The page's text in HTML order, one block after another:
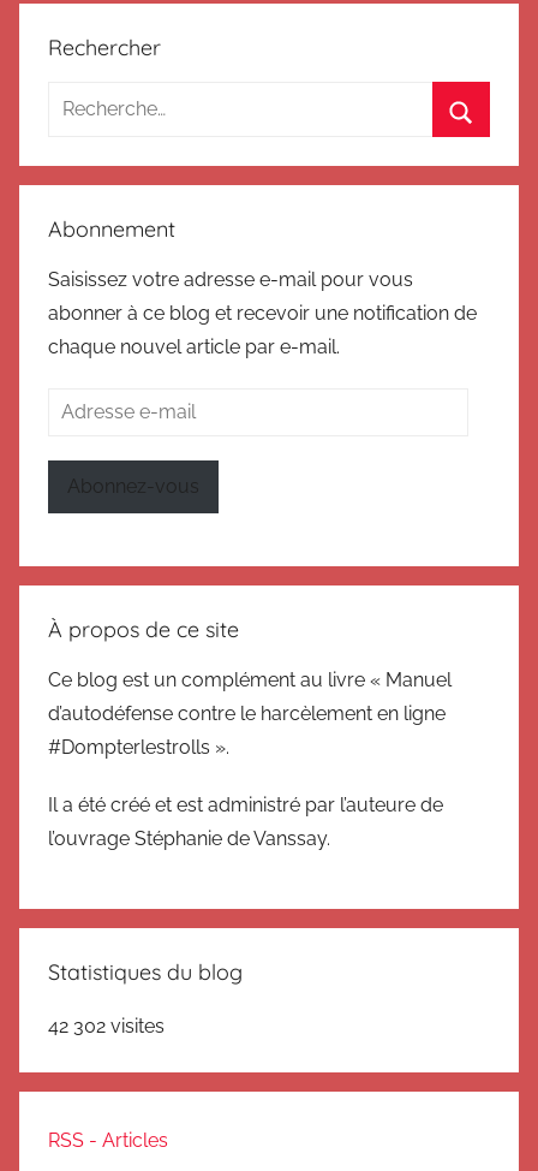
Rechercher
Recherche
:
Abonnement
Saisissez votre adresse e-mail pour vous
abonner à ce blog et recevoir une notification de
chaque nouvel article par e-mail.
Adresse
Abonnez-vous
À propos de ce site
Ce blog est un complément au livre « Manuel
d’autodéfense contre le harcèlement en ligne
#Dompterlestrolls ».
Il a été créé et est administré par l’auteure de
l’ouvrage Stéphanie de Vanssay.
Statistiques du blog
42 302 visites
RSS - Articles